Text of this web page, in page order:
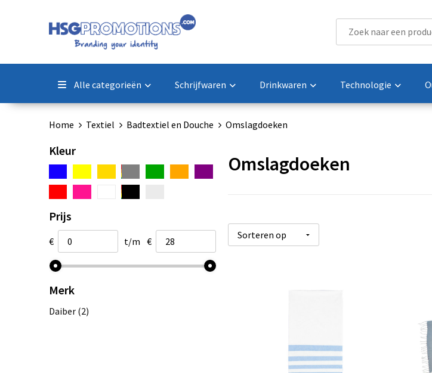
Alle categorieën Schrijfwaren Drinkwaren Technologie
Home Textiel Badtextiel en Douche Omslagdoeken
Kleur
Prijs
€ t/m €
Merk
Daiber (2)
Omslagdoeken